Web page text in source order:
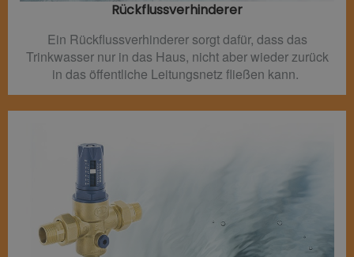
Rückflussverhinderer​
Ein Rückflussverhinderer sorgt dafür, dass das
Trinkwasser nur in das Haus, nicht aber wieder zurück
in das öffentliche Leitungsnetz fließen kann.